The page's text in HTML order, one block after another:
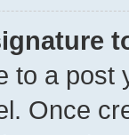
to a
Once